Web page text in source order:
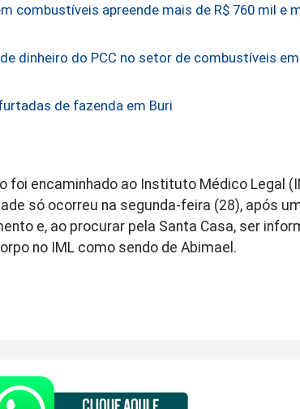
combustíveis apreende mais de R$ 760 mil e
dinheiro do PCC no setor de combustíveis
de fazenda em Buri
foi encaminhado ao Instituto Médico Legal
só ocorreu na segunda-feira (28), após
e, ao procurar pela Santa Casa, ser
no IML como sendo de Abimael.